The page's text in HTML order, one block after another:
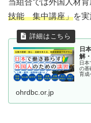
当組合では外国人材
技能 集中講座」を
日
解
日本
の基
育成
ohrdbc.or.jp